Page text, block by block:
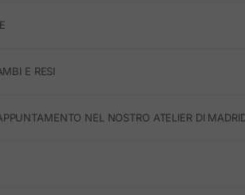
E RESI
NEL NOSTRO ATELIER DI